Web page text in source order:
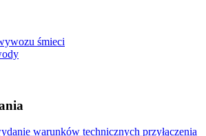
śmieci
warunków technicznych przyłączenia